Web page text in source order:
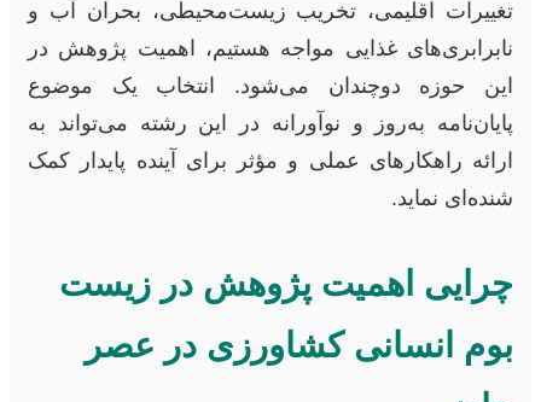
تغییرات اقلیمی، تخریب زیست‌محیطی، بحران آب و
نابرابری‌های غذایی مواجه هستیم، اهمیت پژوهش در
این حوزه دوچندان می‌شود. انتخاب یک موضوع
پایان‌نامه به‌روز و نوآورانه در این رشته می‌تواند به
ارائه راهکارهای عملی و مؤثر برای آینده پایدار کمک
شنده‌ای نماید.
چرایی اهمیت پژوهش در زیست
بوم انسانی کشاورزی در عصر